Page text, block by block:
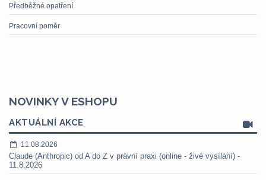
Předběžné opatření
Pracovní poměr
NOVINKY V ESHOPU
AKTUÁLNÍ AKCE
11.08.2026
Claude (Anthropic) od A do Z v právní praxi (online - živé vysílání) -
11.8.2026